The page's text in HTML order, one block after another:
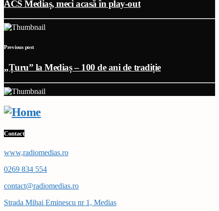
ACS Mediaș, meci acasă în play-out
Previous post
„Țuru” la Mediaș – 100 de ani de tradiție
Contact
www,radiomedias.ro
0269 834 554
contact@radiomedias.ro
Strada Mihai Eminescu nr 1, Medias